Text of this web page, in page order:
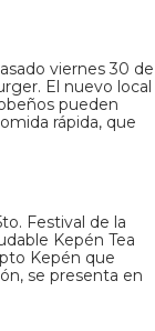
viernes 30 de
El nuevo local
pueden
rápida, que
Festival de la
Kepén Tea
Kepén que
se presenta en